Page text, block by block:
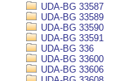
UDA-BG 33587
UDA-BG 33589
UDA-BG 33590
UDA-BG 33591
UDA-BG 336
UDA-BG 33600
UDA-BG 33606